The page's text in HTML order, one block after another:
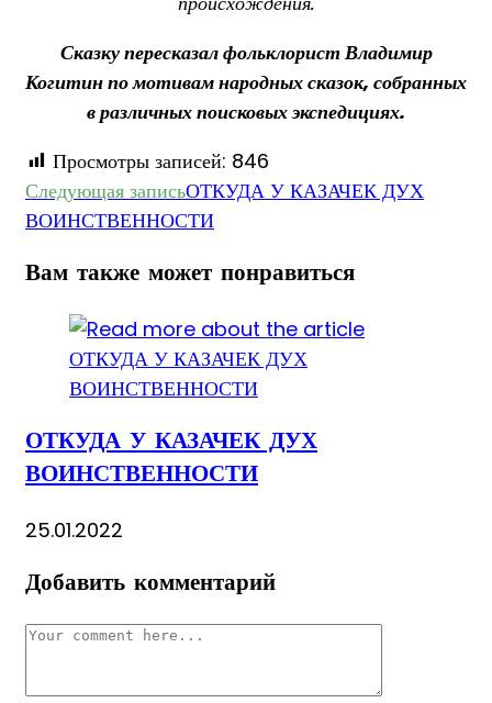
Сказку пересказал фольклорист Владимир
Когитин по мотивам народных сказок, собранных
в различных поисковых экспедициях.
Просмотры записей: 846
Еще
статьи
Следующая записьОТКУДА У КАЗАЧЕК ДУХ
ВОИНСТВЕННОСТИ
Вам также может понравиться
ОТКУДА У КАЗАЧЕК ДУХ
ВОИНСТВЕННОСТИ
25.01.2022
Добавить комментарий
Комментарий